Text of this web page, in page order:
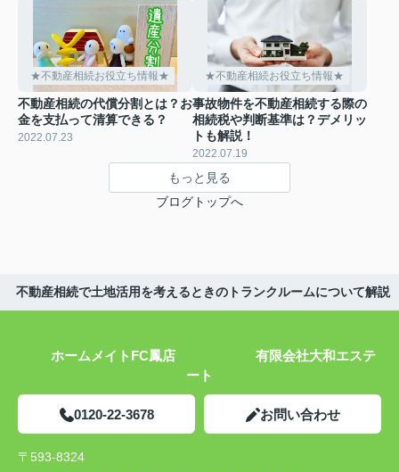
★不動産相続お役立ち情報★
不動産相続の代償分割とは？お
金を支払って清算できる？
2022.07.23
★不動産相続お役立ち情報★
事故物件を不動産相続する際の
相続税や判断基準は？デメリッ
トも解説！
2022.07.19
もっと見る
ブログトップへ
不動産相続で土地活用を考えるときのトランクルームについて解説
ホームメイトFC鳳店 有限会社大和エステ
ート
0120-22-3678 お問い合わせ
〒593-8324